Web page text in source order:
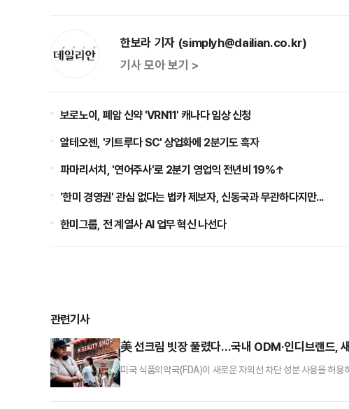
한보라 기자 (simplyh@dailian.co.kr)
기사 모아 보기 >
보로노이, 폐암 신약 'VRN11' 캐나다 임상 신청
알테오젠, '키트루다 SC' 상업화에 2분기도 흑자
파마리서치, '연어주사'로 2분기 영업익 전년비 19%↑
'한미 경영권' 관심 없다는 법카 제보자, 신동국과 무관하다지만...
한미그룹, 전 계열사 AI 업무 혁신 나선다
관련기사
美 선크림 빗장 풀렸다…국내 ODM·인디브랜드,
미국 식품의약국(FDA)이 새로운 자외선 차단 성분 사용을 허
업계에 따르면 미국 FDA는 지난달 9일 일반의약품(OTC) 자